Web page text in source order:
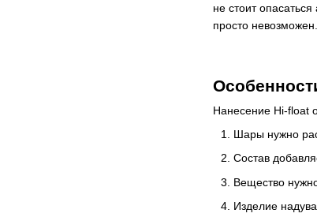
не стоит
просто
Нанесение Hi-float
Шары нужно
Состав
Вещество
Изделие